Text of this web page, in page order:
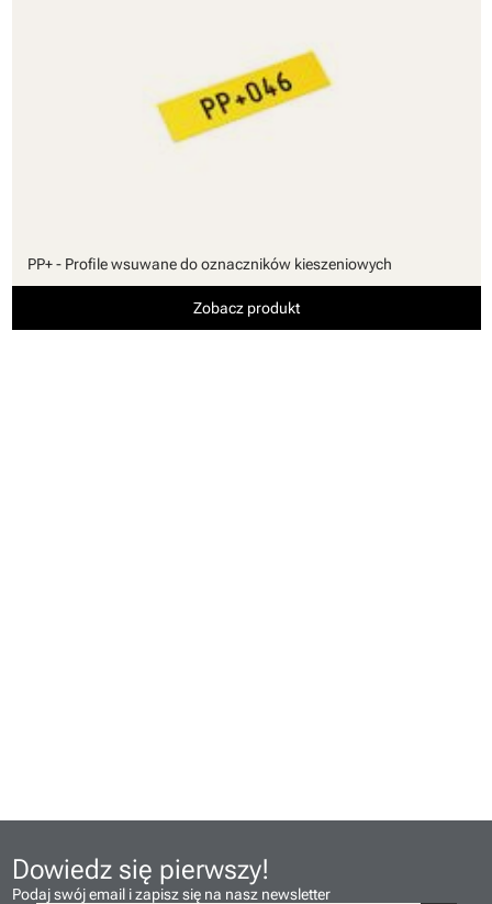
PP+ - Profile wsuwane do oznaczników kieszeniowych
Zobacz produkt
Dowiedz się pierwszy!
Podaj swój email i zapisz się na nasz newsletter